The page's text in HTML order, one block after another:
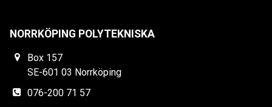
NORRKÖPING POLYTEKNISKA
Box 157
SE-601 03 Norrköping
076-200 71 57